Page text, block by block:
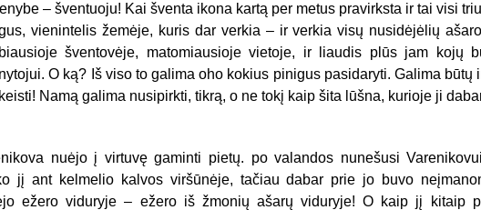
– šventuoju! Kai šventa ikona kartą per metus pravirksta ir tai visi
vienintelis žemėje, kuris dar verkia – ir verkia visų nusidėjėlių
šventovėje, matomiausioje vietoje, ir liaudis plūs jam kojų
O ką? Iš viso to galima oho kokius pinigus pasidaryti. Galima būtų
Namą galima nusipirkti, tikrą, o ne tokį kaip šita lūšna, kurioje ji
nuėjo į virtuvę gaminti pietų. po valandos nunešusi
jį ant kelmelio kalvos viršūnėje, tačiau dabar prie jo buvo
ežero viduryje – ežero iš žmonių ašarų viduryje! O kaip jį kitaip